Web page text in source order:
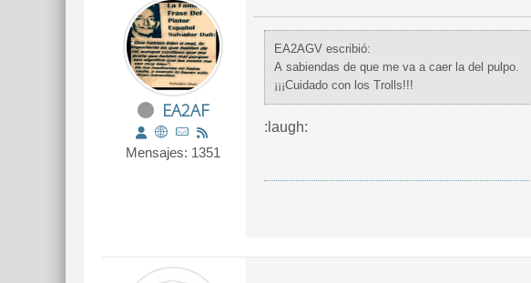
EA2AF
Mensajes: 1351
EA2AGV escribió:
A sabiendas de que me va a caer la del pulpo.
¡¡¡Cuidado con los Trolls!!!
:laugh: